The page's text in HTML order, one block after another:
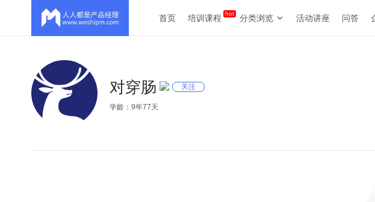
首页 培训课程 分类浏览 活动讲座 问答
对穿肠 关注
学龄：9年77天